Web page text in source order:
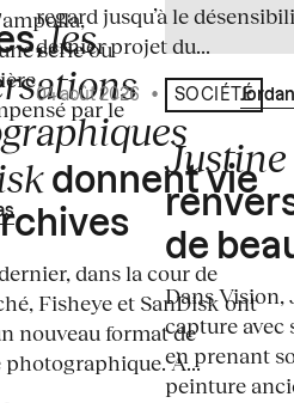
série où
par le
les
donnent vie
dans la cour de
Fisheye et SanDisk ont
nouveau format de
À...
regard jusqu’à le
dernier projet du...
04 août 2026 • Écrit par
SOCIÉTÉ
de
Dans
capture avec
en prenant
peinture